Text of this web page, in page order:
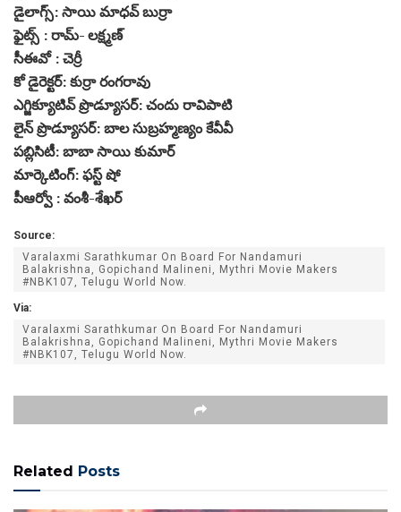
డైలాగ్స్: సాయి మాధవ్ బుర్రా
ఫైట్స్ : రామ్‌- లక్ష్మణ్
సీఈవో : చెర్రీ
కో డైరెక్టర్: కుర్రా రంగరావు
ఎగ్జిక్యూటివ్ ప్రొడ్యూసర్: చందు రావిపాటి
లైన్ ప్రొడ్యూసర్: బాల సుబ్రహ్మణ్యం కేవీవీ
పబ్లిసిటీ: బాబా సాయి కుమార్
మార్కెటింగ్: ఫస్ట్ షో
పీఆర్వో : వంశీ-శేఖర్
Source:
Varalaxmi Sarathkumar On Board For Nandamuri
Balakrishna, Gopichand Malineni, Mythri Movie Makers
#NBK107, Telugu World Now.
Via:
Varalaxmi Sarathkumar On Board For Nandamuri
Balakrishna, Gopichand Malineni, Mythri Movie Makers
#NBK107, Telugu World Now.
Related Posts